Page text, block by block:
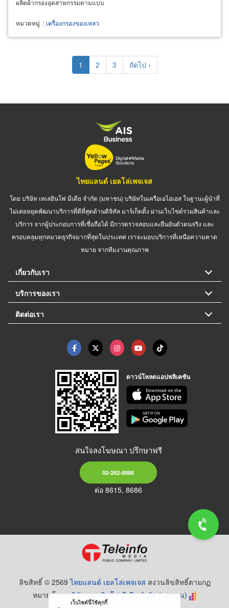
ผลิตผ้ากรองอุตสาหกรรมตามแบบ
หมวดหมู่ : เครื่องกรองของเหลว
Current
page
1 Page
2 Page
3
Next
page
ถัดไป ›
ไทยแลนด์ เยลโล่เพจเจส
โดย บริษัท เทเลอินโฟ มีเดีย จำกัด (มหาชน) บริษัทในเครือเอไอเอส ในฐานะผู้นำที่
ไม่เคยหยุดพัฒนาบริการที่ดีที่สุดด้านดิจิทัล มาร์เก็ตติ้ง ผ่านเว็บไซต์รวมสินค้าและ
บริการ จากผู้ประกอบการที่เชื่อถือได้ มีการตรวจสอบและยืนยันตัวตนจริง และ
ครอบคลุมทุกหมวดธุรกิจมากที่สุดในประเทศ เราจะมอบบริการที่เหนือความคาด
หมาย จากทีมงานคุณภาพ
เกี่ยวกับเรา
บริการของเรา
ติดต่อเรา
ดาวน์โหลดแอปพลิเคชัน
สนใจลงโฆษณา ปรึกษาฟรี
02-262-8888
ต่อ 8615, 8686
ลิขสิทธิ์ © 2569ไทยแลนด์ เยลโล่เพจเจส สงวนลิขสิทธิ์ตามกฏ
หมาย โดยบริษัท เทเลอินโฟ มีเดีย จำกัด (มหาชน)
เว็บไซต์นี้ใช้คุกกี้